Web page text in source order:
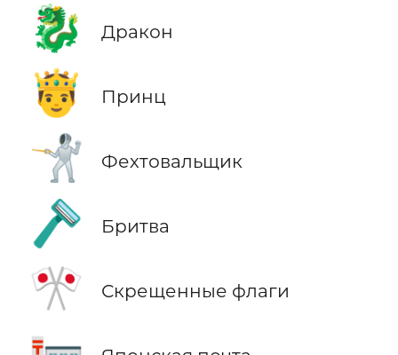
🐉 Дракон
🤴 Принц
🤺 Фехтовальщик
🪒 Бритва
🎌 Скрещенные флаги